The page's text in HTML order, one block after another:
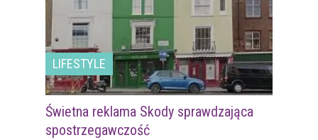
LIFESTYLE
Świetna reklama Skody sprawdzająca
spostrzegawczość